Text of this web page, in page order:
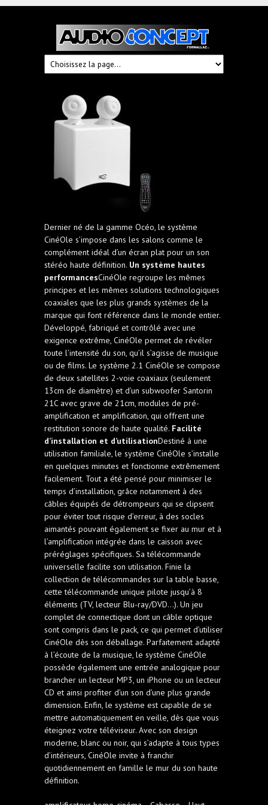
Audioconcept
Fornallaz
Dernier né de la gamme Océo, le système
CinéOle s’impose dans les salons comme le
complément idéal d’un écran plat pour un son
stéréo haute définition. Un système hautes
performancesCinéOle regroupe les mêmes
principes et les mêmes solutions technologiques
coaxiales que les plus grands systèmes de la
marque qui font référence dans le monde entier.
Développé, fabriqué et contrôlé avec une
exigence extrême, CinéOle permet de révéler
toute l’intensité du son, qu’il s’agisse de musique
ou de films. Le système 2.1 CinéOle se compose
de deux satellites 2-voie coaxiaux (seulement
13cm de diamètre) et d’un subwoofer Santorin
21C avec grave de 21cm, modules de pré-
amplification et amplification, qui offrent une
restitution sonore de haute qualité. Facilité
d’installation et d’utilisationDestiné à une
utilisation familiale, le système CinéOle s’installe
en quelques minutes et fonctionne extrêmement
facilement. Tout a été pensé pour minimiser le
temps d’installation, grâce notamment à des
câbles équipés de détrompeurs qui se clipsent
pour éviter tout risque d’erreur, à des socles
aimantés pouvant également se fixer au mur et à
l’amplification intégrée dans le caisson avec
préréglages spécifiques. Sa télécommande
universelle facilite son utilisation. Finie la
collection de télécommandes sur la table basse,
cette télécommande unique pilote jusqu’à 8
éléments (TV, lecteur Blu-ray/DVD…). Un jeu
complet de connectique dont un câble optique
sont compris dans le pack, ce qui permet d’utiliser
CinéOle dès son déballage. Parfaitement adapté
à l’écoute de la musique, le système CinéOle
possède également une entrée analogique pour
brancher un lecteur MP3, un iPhone ou un lecteur
CD et ainsi profiter d’un son d’une plus grande
dimension. Enfin, le système est capable de se
mettre automatiquement en veille, dès que vous
éteignez votre téléviseur. Avec son design
moderne, blanc ou noir, qui s’adapte à tous types
d’intérieurs, CinéOle invite à franchir
quotidiennement en famille le mur du son haute
définition.